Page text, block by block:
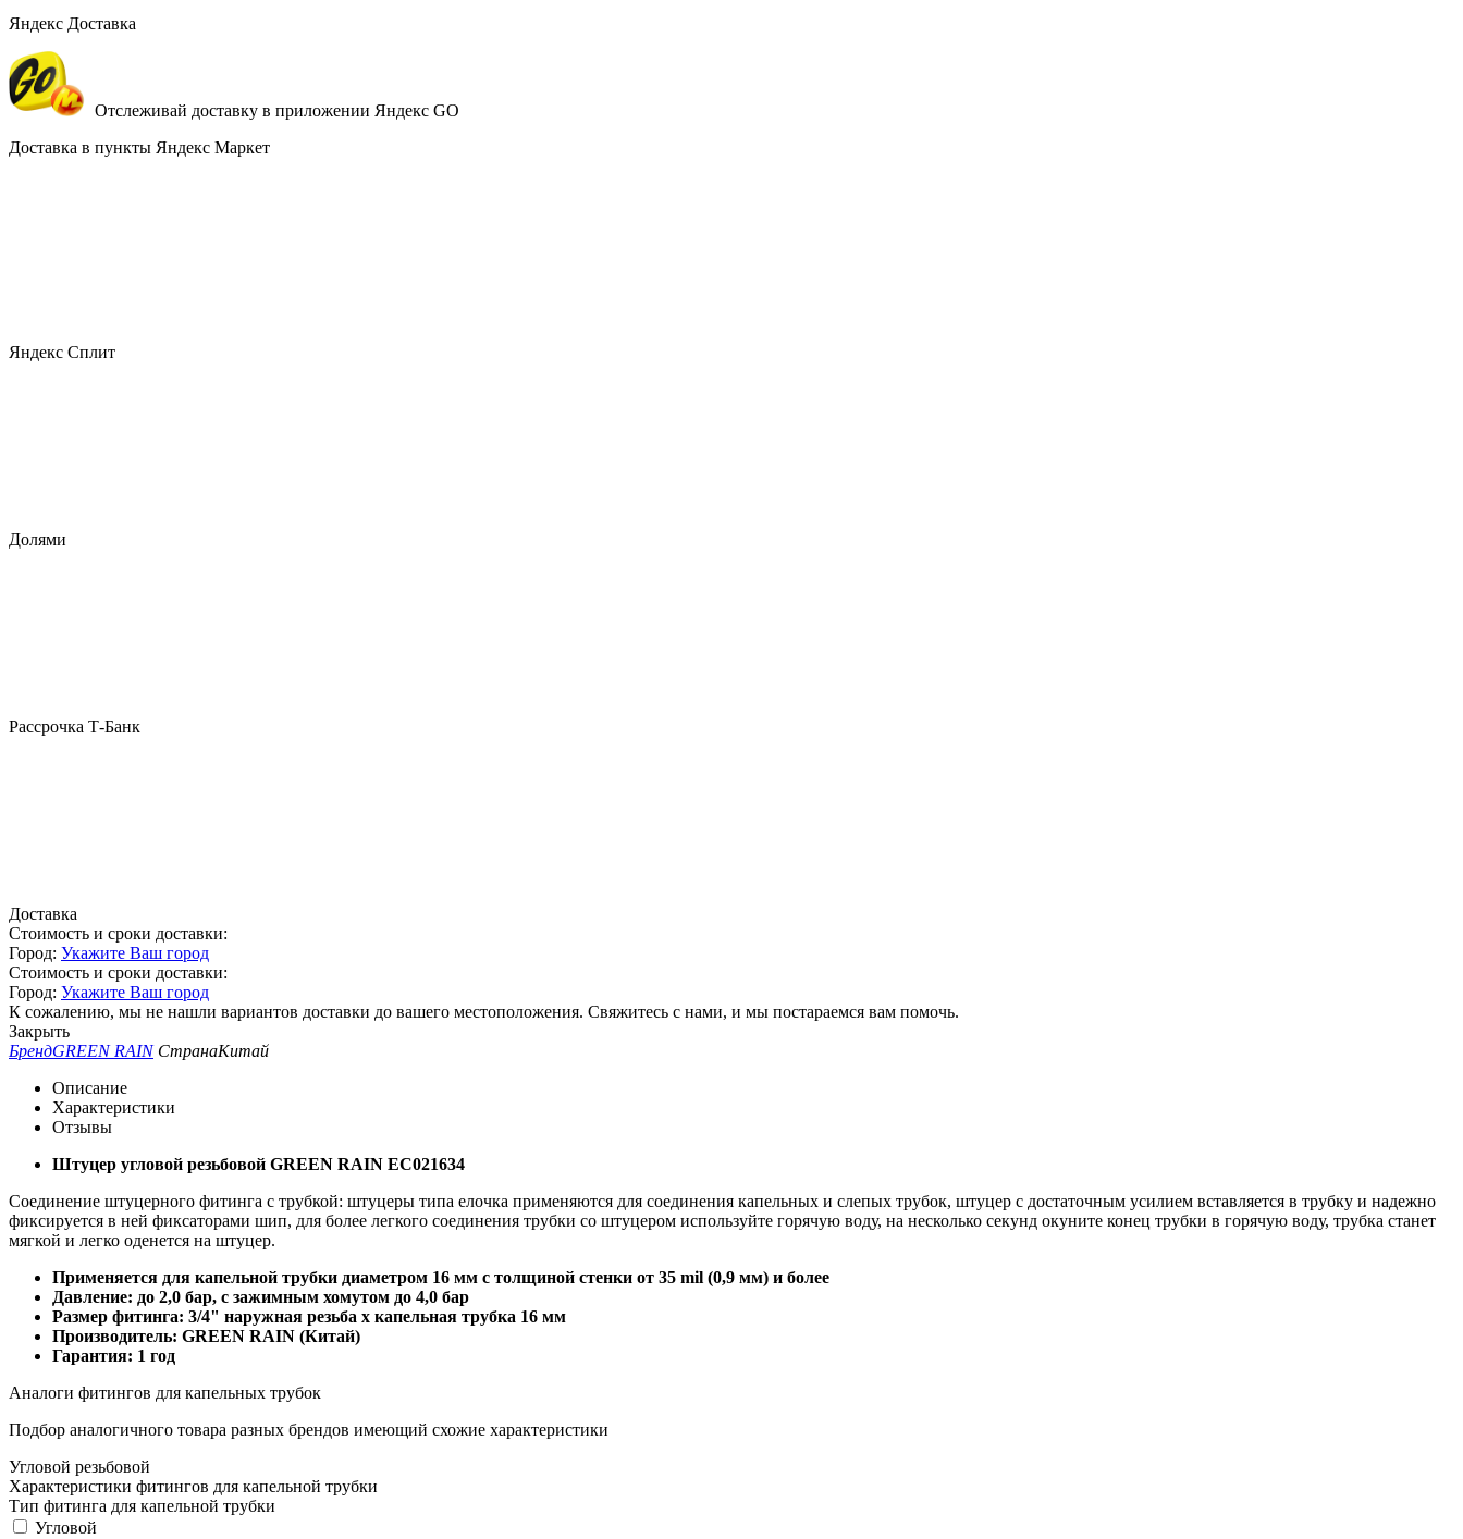
Яндекс Доставка
Отслеживай доставку в приложении Яндекс GO
Доставка в пункты Яндекс Маркет
Яндекс Сплит
Долями
Рассрочка Т-Банк
Доставка
Стоимость и сроки доставки:
Город: Укажите Ваш город
Стоимость и сроки доставки:
Город: Укажите Ваш город
К сожалению, мы не нашли вариантов доставки до вашего местоположения. Свяжитесь с нами, и мы постараемся вам помочь.
Закрыть
БрендGREEN RAIN СтранаКитай
Описание
Характеристики
Отзывы
Штуцер угловой резьбовой GREEN RAIN EC021634
Соединение штуцерного фитинга с трубкой: штуцеры типа елочка применяются для соединения капельных и слепых трубок, штуцер с достаточным усилием вставляется в трубку и надежно
фиксируется в ней фиксаторами шип, для более легкого соединения трубки со штуцером используйте горячую воду, на несколько секунд окуните конец трубки в горячую воду, трубка станет
мягкой и легко оденется на штуцер.
Применяется для капельной трубки диаметром 16 мм с толщиной стенки от 35 mil (0,9 мм) и более
Давление: до 2,0 бар, с зажимным хомутом до 4,0 бар
Размер фитинга: 3/4" наружная резьба х капельная трубка 16 мм
Производитель: GREEN RAIN (Китай)
Гарантия: 1 год
Аналоги фитингов для капельных трубок
Подбор аналогичного товара разных брендов имеющий схожие характеристики
Угловой резьбовой
Характеристики фитингов для капельной трубки
Тип фитинга для капельной трубки
Угловой